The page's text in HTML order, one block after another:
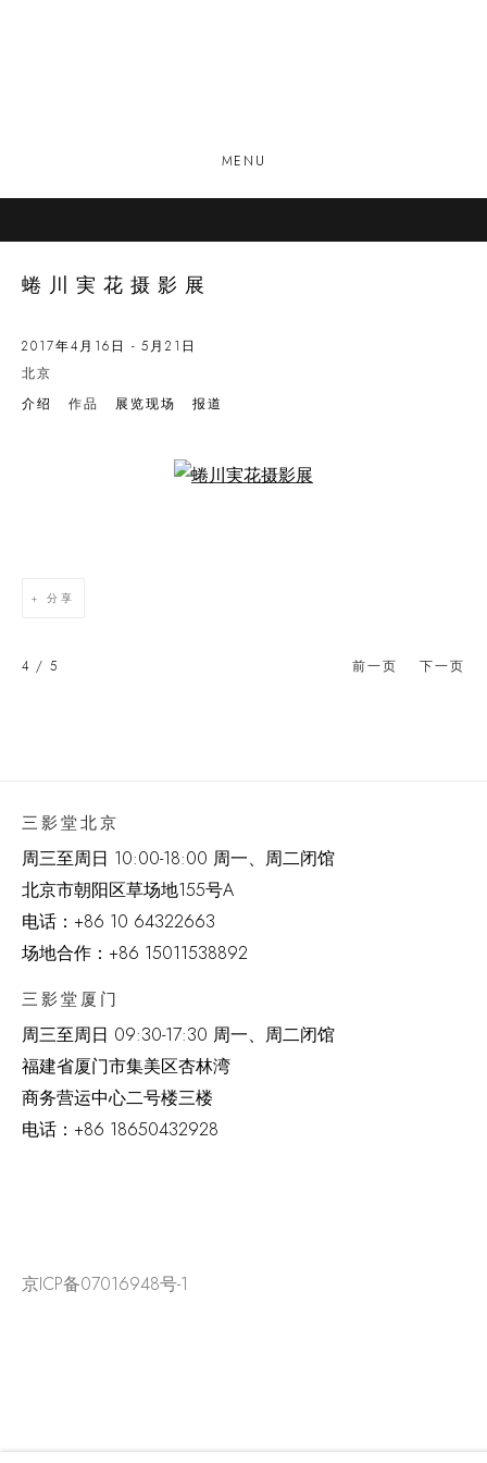
MENU
蜷川実花摄影展
2017年4月16日 - 5月21日
北京
介绍
作品 展览现场 报道
Open a larger version of the following image in a popup:
分享
前一页 下一页
4 / 5
三影堂北京
周三至周日 10:00-18:00 周一、周二闭馆
北京市朝阳区草场地155号A
电话： +86 10 64322663
场地合作：+86 15011538892
三影堂厦门
周三至周日 09:30-17:30 周一、周二闭馆
福建省厦门市集美区杏林湾
商务营运中心二号楼三楼
电话： +86 18650432928
京ICP备07016948号-1